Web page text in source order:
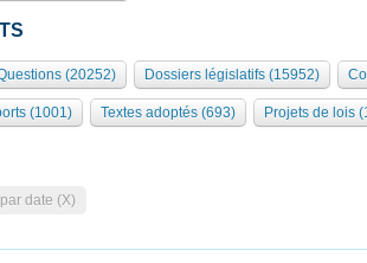
(20252) Dossiers législatifs (15952)
(1001) Textes adoptés (693) Projets de lois
date (X)